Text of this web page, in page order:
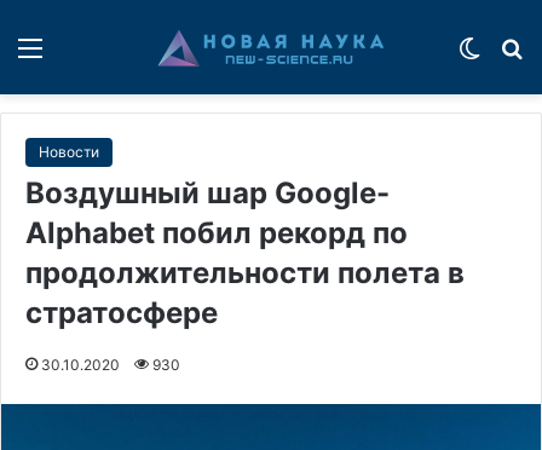
Новости
Воздушный шар Google-
Alphabet побил рекорд по
продолжительности полета в
стратосфере
30.10.2020 930